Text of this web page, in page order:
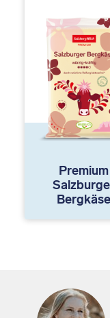
Premium
Bergkäse